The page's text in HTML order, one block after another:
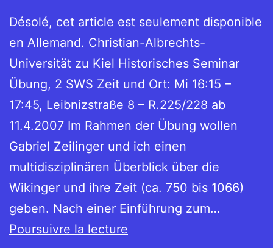
Désolé, cet article est seulement disponible
en Allemand. Christian-Albrechts-
Universität zu Kiel Historisches Seminar
Übung, 2 SWS Zeit und Ort: Mi 16:15 –
17:45, Leibnizstraße 8 – R.225/228 ab
11.4.2007 Im Rahmen der Übung wollen
Gabriel Zeilinger und ich einen
multidisziplinären Überblick über die
Wikinger und ihre Zeit (ca. 750 bis 1066)
geben. Nach einer Einführung zum…
Poursuivre la lecture